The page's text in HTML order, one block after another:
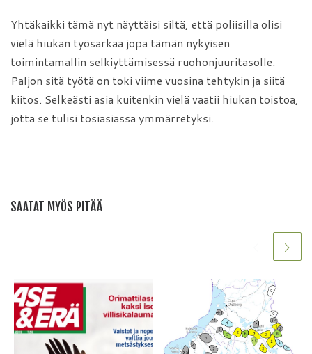
Yhtäkaikki tämä nyt näyttäisi siltä, että poliisilla olisi
vielä hiukan työsarkaa jopa tämän nykyisen
toimintamallin selkiyttämisessä ruohonjuuritasolle.
Paljon sitä työtä on toki viime vuosina tehtykin ja siitä
kiitos. Selkeästi asia kuitenkin vielä vaatii hiukan toistoa,
jotta se tulisi tosiasiassa ymmärretyksi.
SAATAT MYÖS PITÄÄ